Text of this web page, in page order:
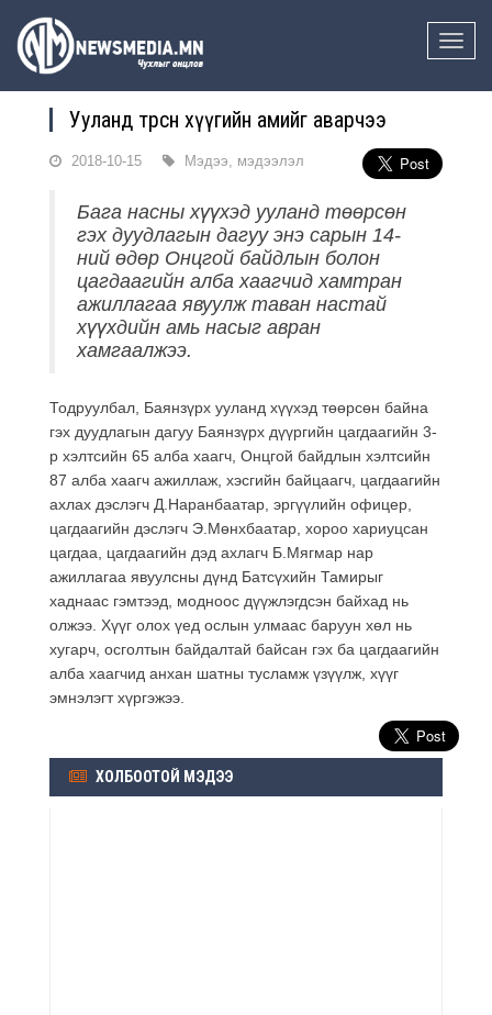
Toggle
Ууланд төөрсөн хүүгийн амийг аварчээ
2018-10-15 Мэдээ, мэдээлэл
Бага насны хүүхэд ууланд төөрсөн
гэх дуудлагын дагуу энэ сарын 14-
ний өдөр Онцгой байдлын болон
цагдаагийн алба хаагчид хамтран
ажиллагаа явуулж таван настай
хүүхдийн амь насыг авран
хамгаалжээ.
Тодруулбал, Баянзүрх ууланд хүүхэд төөрсөн байна
гэх дуудлагын дагуу Баянзүрх дүүргийн цагдаагийн 3-
р хэлтсийн 65 алба хаагч, Онцгой байдлын хэлтсийн
87 алба хаагч ажиллаж, хэсгийн байцаагч, цагдаагийн
ахлах дэслэгч Д.Наранбаатар, эргүүлийн офицер,
цагдаагийн дэслэгч Э.Мөнхбаатар, хороо хариуцсан
цагдаа, цагдаагийн дэд ахлагч Б.Мягмар нар
ажиллагаа явуулсны дүнд Батсүхийн Тамирыг
хаднаас гэмтээд, модноос дүүжлэгдсэн байхад нь
олжээ. Хүүг олох үед ослын улмаас баруун хөл нь
хугарч, осголтын байдалтай байсан гэх ба цагдаагийн
алба хаагчид анхан шатны тусламж үзүүлж, хүүг
эмнэлэгт хүргэжээ.
ХОЛБООТОЙ МЭДЭЭ